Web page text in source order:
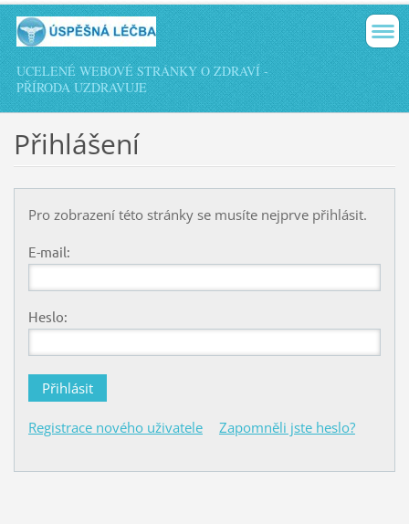
UCELENÉ WEBOVÉ STRÁNKY O ZDRAVÍ -
PŘÍRODA UZDRAVUJE
Přihlášení
Pro zobrazení této stránky se musíte nejprve přihlásit.
E-mail:
Heslo:
Registrace nového uživatele Zapomněli jste heslo?